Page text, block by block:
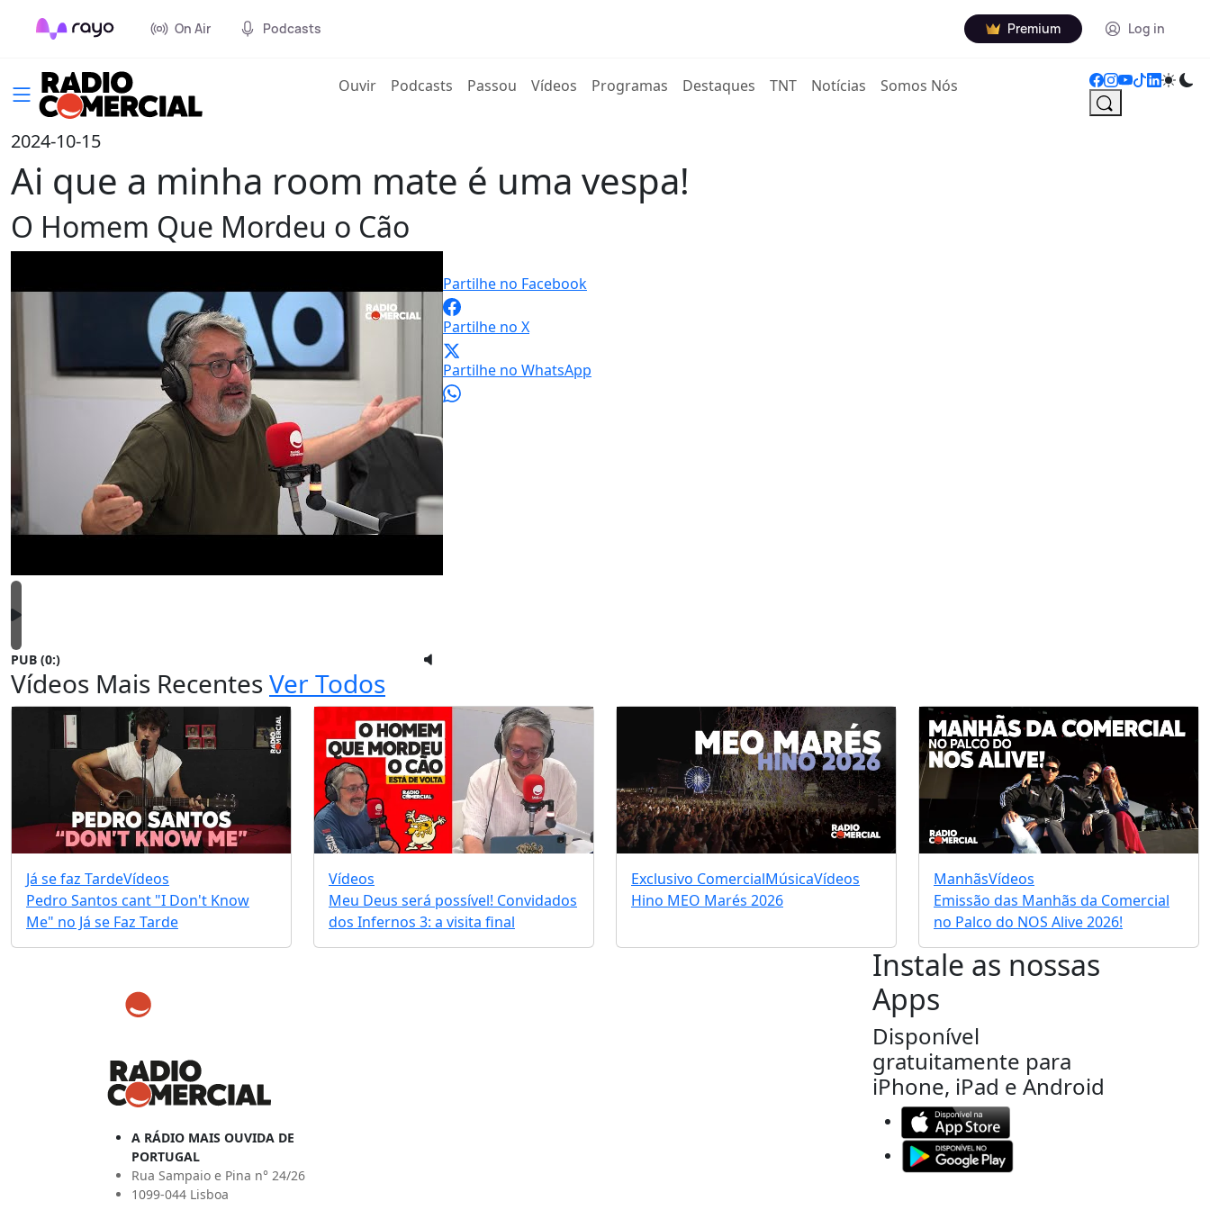
On Air Podcasts Premium Log in
Ouvir(current)
Podcasts Passou Vídeos Programas Destaques TNT Notícias Somos Nós
2024-10-15
Ai que a minha room mate é uma vespa!
O Homem Que Mordeu o Cão
PUB (0:)
Partilhe no Facebook
Partilhe no X
Partilhe no WhatsApp
Vídeos Mais RecentesVer Todos
Já se faz TardeVídeos
Pedro Santos cant "I Don't Know
Me" no Já se Faz Tarde
Vídeos
Meu Deus será possível! Convidados
dos Infernos 3: a visita final
Exclusivo ComercialMúsicaVídeos
Hino MEO Marés 2026
ManhãsVídeos
Emissão das Manhãs da Comercial
no Palco do NOS Alive 2026!
A RÁDIO MAIS OUVIDA DE
PORTUGAL
Rua Sampaio e Pina n° 24/26
1099-044 Lisboa
Instale as nossas
Apps
Disponível
gratuitamente para
iPhone, iPad e Android